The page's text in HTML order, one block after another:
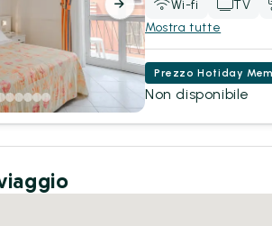
Wi-fi TV
Mostra tutte
Prezzo Hotiday
Non disponibile